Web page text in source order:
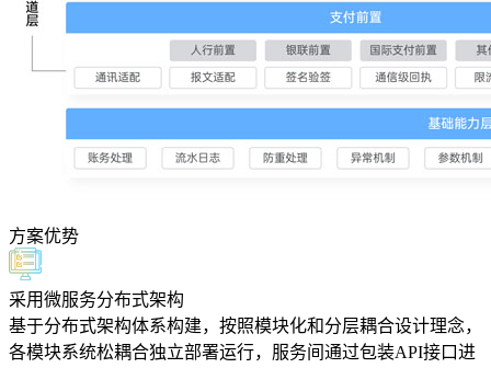
方案优势
采用微服务分布式架构
基于分布式架构体系构建，按照模块化和分层耦合设计理念，
各模块系统松耦合独立部署运行，服务间通过包装API接口进